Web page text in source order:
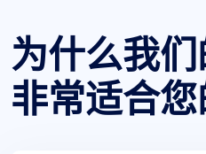
为什么我
非常适合